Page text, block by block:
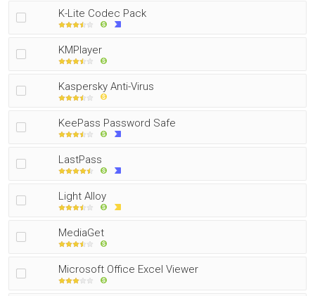
K-Lite Codec Pack
KMPlayer
Kaspersky Anti-Virus
KeePass Password Safe
LastPass
Light Alloy
MediaGet
Microsoft Office Excel Viewer